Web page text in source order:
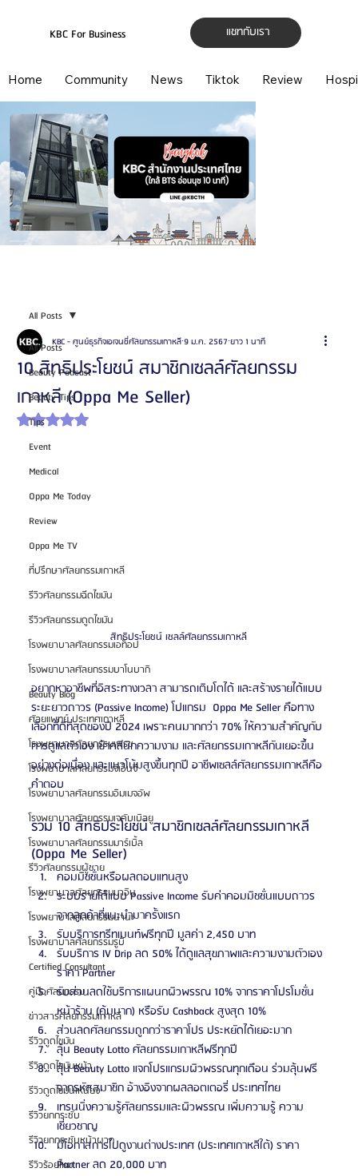
แชทกับเรา
KBC For Business
Home Community News Tiktok Review
All Posts
Beauty Podcast
Beauty Tips
Tips
Event
Medical
Oppa Me Today
Review
Oppa Me TV
ที่ปรึกษาศัลยกรรมเกาหลี
รีวิวศัลยกรรมฉีดไขมัน
รีวิวศัลยกรรมดูดไขมัน
โรงพยาบาลศัลยกรรมเอท็อป
โรงพยาบาลศัลยกรรมบาโนบากิ
Beauty Blog
ศัลยแพทย์ ประเทศเกาหลี
โรงพยาบาลศัลยกรรมเฟรช
โรงพยาบาลศัลยกรรมจีเอ็นจี
โรงพยาบาลศัลยกรรมอิมเมจอัพ
โรงพยาบาลศัลยกรรมเจดับเบิลยู
โรงพยาบาลศัลยกรรมมาร์เบิ้ล
รีวิวศัลยกรรมผู้ชาย
โรงพยาบาลศัลยกรรมมาอิน
โรงพยาบาลศัลยกรรมนานะ
โรงพยาบาลศัลยกรรมรูบี
Certified Consultant
คู่มือศัลยกรรม
ข่าวสารศัลยกรรมเกาหลี
รีวิวดูดไขมัน
รีวิวดูดไขมันหน้า
รีวิวดูดไขมันเหนียง
รีวิวยกกระชับ
รีวิวยกกระชับหน้าผาก
รีวิวร้อยไหม
All Posts
10 สิทธิประโยชน์ สมาชิกเซลล์ศัลยกรรม
เกาหลี (Oppa Me Seller)
KBC - ศูนย์ธุรกิจเอเจนซี่ศัลยกรรมเกาหลี9 ม.ค. 2567 ยาว 1 นาที
ได้รับ NaN เต็ม 5 ดาว
สิทธิประโยชน์ เซลล์ศัลยกรรมเกาหลี
อยากหาอาชีพที่อิสระทางเวลา สามารถเติบโตได้ และสร้างรายได้แบบ
ระยะยาวถาวร (Passive Income) โปแกรม  Oppa Me Seller คือทาง
เลือกที่ดีที่สุดของปี 2024 เพราะคนมากกว่า 70% ให้ความสำคัญกับ
การดูแลตัวเอง เข้าคลินิกความงาม และศัลยกรรมเกาหลีกันเยอะขึ้น
อย่างต่อเนื่อง และแนวโน้มสูงขึ้นทุกปี อาชีพเซลล์ศัลยกรรมเกาหลีคือ
คำตอบ
รวม 10 สิทธิประโยชน์ สมาชิกเซลล์ศัลยกรรมเกาหลี
(Oppa Me Seller)
คอมมิชชั่นหรือผลตอบแทนสูง
ระบบรายได้แบบ Passive Income รับค่าคอมมิชชั่นแบบถาวร
จากลูกค้าที่แนะนำมาครั้งแรก
รับบริการทรีทเมนท์ฟรีทุกปี มูลค่า 2,450 บาท
รับบริการ IV Drip ลด 50% ได้ดูแลสุขภาพและความงามตัวเอง
ราคา Partner
รับส่วนลดใช้บริการแผนกผิวพรรณ 10% จากราคาโปรโมชั่น
หน้าร้าน (คุ้มมาก) หรือรับ Cashback สูงสุด 10%
ส่วนลดศัลยกรรมถูกกว่าราคาโปร ประหยัดได้เยอะมาก
ลุ้น Beauty Lotto ศัลยกรรมเกาหลีฟรีทุกปี
ลุ้น Beauty Lotto แจกโปรแกรมผิวพรรณทุกเดือน ร่วมลุ้นฟรี
จากรหัสสมาชิก อ้างอิงจากผลลอตเตอรี่ ประเทศไทย
เทรนนิ่งความรู้ศัลยกรรมและผิวพรรณ เพิ่มความรู้ ความ
เชี่ยวชาญ
มีโอกาสการไปดูงานต่างประเทศ (ประเทศเกาหลีใต้) ราคา
Partner ลด 20,000 บาท